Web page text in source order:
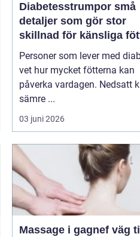
Diabetesstrumpor små
detaljer som gör stor
skillnad för känsliga
Personer som lever med
vet hur mycket fötterna kan
påverka vardagen. Nedsatt
sämre ...
03 juni 2026
Massage i gagnef väg till